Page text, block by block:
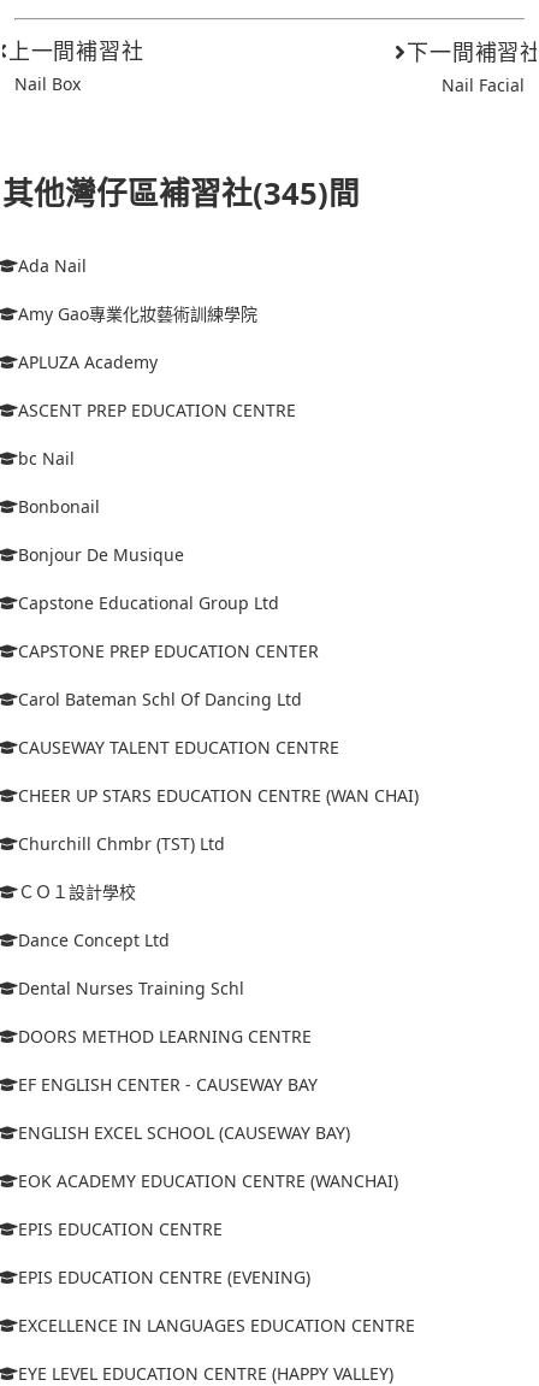
上一間補習社
Nail Box
下一間補習
Nail Facial
其他灣仔區補習社(345)間
Ada Nail
Amy Gao專業化妝藝術訓練學院
APLUZA Academy
ASCENT PREP EDUCATION CENTRE
bc Nail
Bonbonail
Bonjour De Musique
Capstone Educational Group Ltd
CAPSTONE PREP EDUCATION CENTER
Carol Bateman Schl Of Dancing Ltd
CAUSEWAY TALENT EDUCATION CENTRE
CHEER UP STARS EDUCATION CENTRE (WAN CHAI)
Churchill Chmbr (TST) Ltd
ＣＯ１設計學校
Dance Concept Ltd
Dental Nurses Training Schl
DOORS METHOD LEARNING CENTRE
EF ENGLISH CENTER - CAUSEWAY BAY
ENGLISH EXCEL SCHOOL (CAUSEWAY BAY)
EOK ACADEMY EDUCATION CENTRE (WANCHAI)
EPIS EDUCATION CENTRE
EPIS EDUCATION CENTRE (EVENING)
EXCELLENCE IN LANGUAGES EDUCATION CENTRE
EYE LEVEL EDUCATION CENTRE (HAPPY VALLEY)